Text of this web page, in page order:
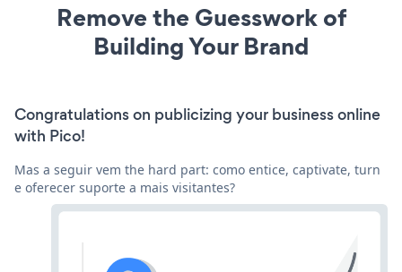
Remove the Guesswork of
Building Your Brand
Congratulations on publicizing your business online
with Pico!
Mas a seguir vem the hard part: como entice, captivate, turn
e oferecer suporte a mais visitantes?